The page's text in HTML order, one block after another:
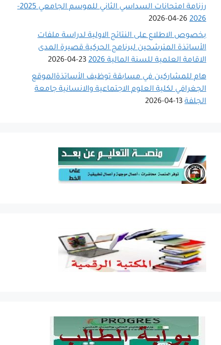
رزنامة امتحانات السداسي الثاني للموسم الجامعي 2025-
2026
26-04-2026
بخصوص الاطلاع على النتائج الاولية لدراسة ملفات
الأساتذة المترشحين لبرنامج الحركية قصيرة المدى
الاقامة العلمية للسنة المالية 2026
23-04-2026
هام للمشاركين في مسابقة توظيف الأساتذةالموقع
الجغرافي لكلية العلوم الاجتماعية والانسانية جامعة
الجلفة 13-04-2026